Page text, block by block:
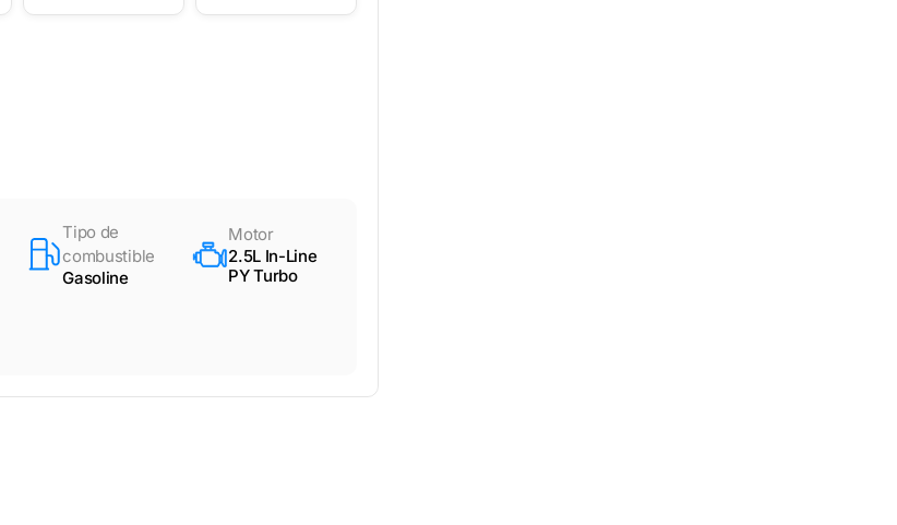
Tipo de
combustible
Gasoline
Motor
2.5L In-Line
PY Turbo